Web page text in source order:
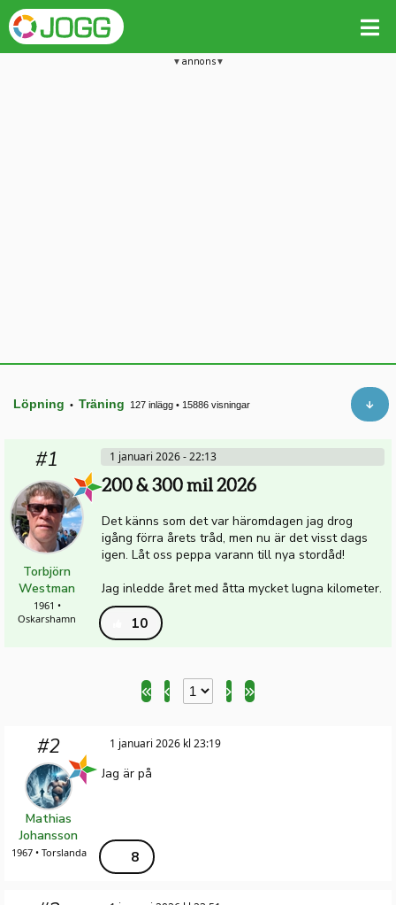
annons
Löpning • Träning 127 inlägg • 15886 visningar
#1
Torbjörn
Westman
1961 •
Oskarshamn
1 januari 2026 - 22:13
200 & 300 mil 2026
Det känns som det var häromdagen jag drog
igång förra årets tråd, men nu är det visst dags
igen. Låt oss peppa varann till nya stordåd!
Jag inledde året med åtta mycket lugna kilometer.
10
#2
Mathias
Johansson
1967 • Torslanda
1 januari 2026 kl 23:19
Jag är på
8